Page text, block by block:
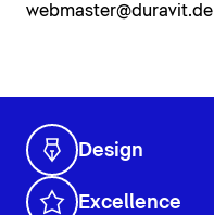
webmaster@duravit.de
Design
Excellence